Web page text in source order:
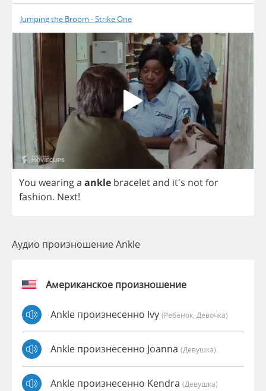
Jumping the Broom - Strike One
You wearinga ankle braceletand it's notfor
fashion. Next!
Аудио произношение Ankle
Американское произношение
Ankle произнесенно Ivy (Ребёнок, Девочка)
Ankle произнесенно Joanna (девушка)
Ankle произнесенно Kendra (девушка)